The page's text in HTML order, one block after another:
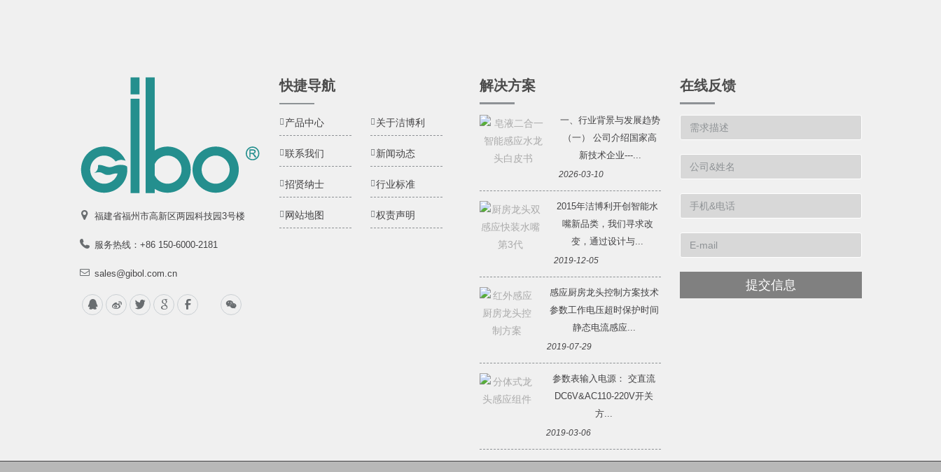
福建省福州市高新区两园科技园3号楼
服务热线：+86 150-6000-2181
sales@gibol.com.cn
快捷导航
产品中心 关于洁博利
联系我们 新闻动态
招贤纳士 行业标准
网站地图 权责声明
解决方案
一、行业背景与发展趋势
（一） 公司介绍国家高
新技术企业---...
2026-03-10
2015年洁博利开创智能水
嘴新品类，我们寻求改
变，通过设计与...
2019-12-05
感应厨房龙头控制方案技术
参数工作电压超时保护时间
静态电流感应...
2019-07-29
参数表输入电源： 交直流
DC6V&AC110-220V开关
方...
2019-03-06
在线反馈
提交信息